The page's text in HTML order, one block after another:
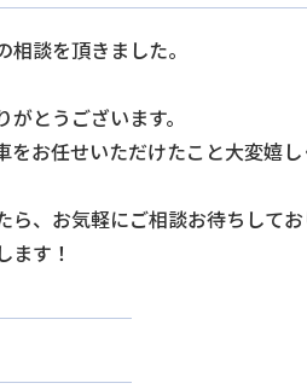
談を頂きました。
とうございます。
お任せいただけたこと大変嬉し
、お気軽にご相談お待ちしてお
ます！